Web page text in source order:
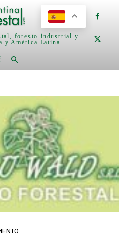
foresto-industrial y
y América Latina